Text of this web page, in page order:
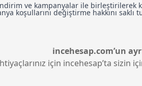
ve kampanyalar ile birleştirilerek
koşullarını değiştirme hakkını saklı
incehesap.com’un
için incehesap’ta